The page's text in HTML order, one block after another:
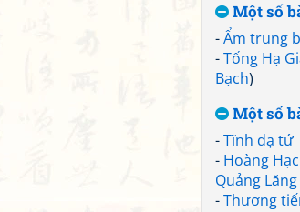
Một số
-Ẩm trung
-Tống Hạ
Bạch)
Một số
-Tĩnh dạ tứ
- Hoàng
Quảng Lăng
-Thương